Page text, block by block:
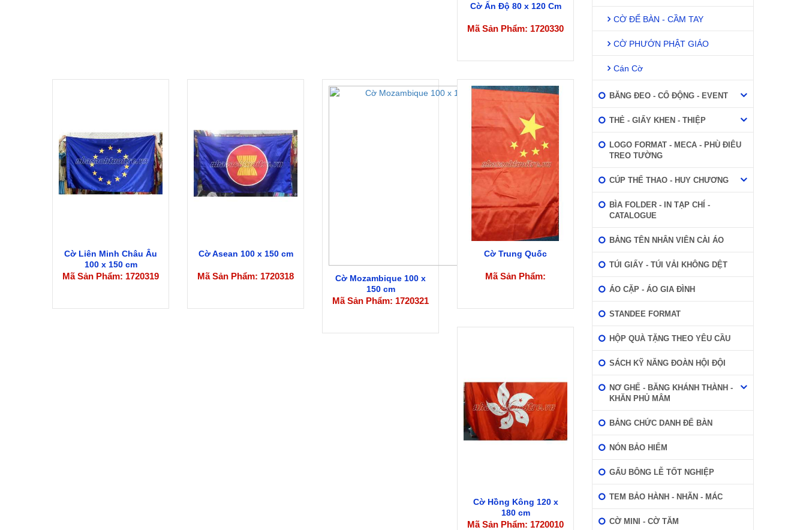
Cờ Ấn Độ 80 x 120 Cm
Mã Sản Phẩm: 1720330
Cờ Liên Minh Châu Âu
100 x 150 cm
Mã Sản Phẩm: 1720319
Cờ Asean 100 x 150 cm
Mã Sản Phẩm: 1720318
Cờ Mozambique 100 x
150 cm
Mã Sản Phẩm: 1720321
Cờ Trung Quốc
Mã Sản Phẩm:
Cờ Hồng Kông 120 x
180 cm
Mã Sản Phẩm: 1720010
CỜ ĐỂ BÀN - CẦM TAY
CỜ PHƯỚN PHẬT GIÁO
Cán Cờ
BĂNG ĐEO - CỔ ĐỘNG - EVENT
THẺ - GIẤY KHEN - THIỆP
LOGO FORMAT - MECA - PHÙ ĐIÊU
TREO TƯỜNG
CÚP THỂ THAO - HUY CHƯƠNG
BÌA FOLDER - IN TẠP CHÍ -
CATALOGUE
BẢNG TÊN NHÂN VIÊN CÀI ÁO
TÚI GIẤY - TÚI VẢI KHÔNG DỆT
ÁO CẶP - ÁO GIA ĐÌNH
STANDEE FORMAT
HỘP QUÀ TẶNG THEO YÊU CẦU
SÁCH KỸ NĂNG ĐOÀN HỘI ĐỘI
NƠ GHẾ - BĂNG KHÁNH THÀNH -
KHĂN PHỦ MÂM
BẢNG CHỨC DANH ĐỂ BÀN
NÓN BẢO HIỂM
GẤU BÔNG LỄ TỐT NGHIỆP
TEM BẢO HÀNH - NHÃN - MÁC
CỜ MINI - CỜ TĂM